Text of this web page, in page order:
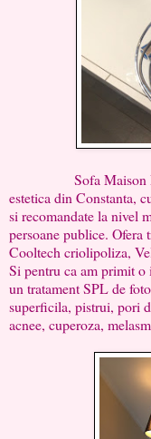
Sofa Maison De
estetica din Constanta,
si recomandate la nivel
persoane publice. Ofera
Cooltech criolipoliza,
Si pentru ca am primit
un tratament SPL de
superficila, pistrui, pori
acnee, cuperoza,